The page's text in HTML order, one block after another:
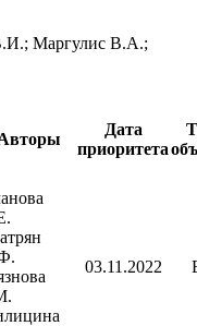
Маргулис В.А.;
Дата
приоритета
03.11.2022